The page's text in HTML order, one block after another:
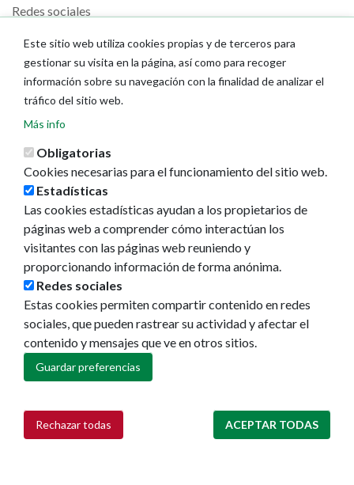
Redes sociales
Este sitio web utiliza cookies propias y de terceros para
gestionar su visita en la página, así como para recoger
información sobre su navegación con la finalidad de analizar el
tráfico del sitio web.
Más info
Obligatorias
Cookies necesarias para el funcionamiento del sitio web.
Estadísticas
Las cookies estadísticas ayudan a los propietarios de
páginas web a comprender cómo interactúan los
visitantes con las páginas web reuniendo y
proporcionando información de forma anónima.
Redes sociales
Estas cookies permiten compartir contenido en redes
sociales, que pueden rastrear su actividad y afectar el
contenido y mensajes que ve en otros sitios.
Guardar preferencias
Rechazar todas ACEPTAR TODAS
Retirar consentimiento